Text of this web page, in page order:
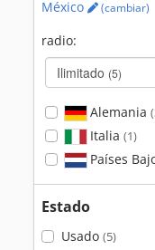
México (cambiar)
radio:
Ilimitado (5)
Alemania
Italia (1)
Países
Estado
Usado (5)